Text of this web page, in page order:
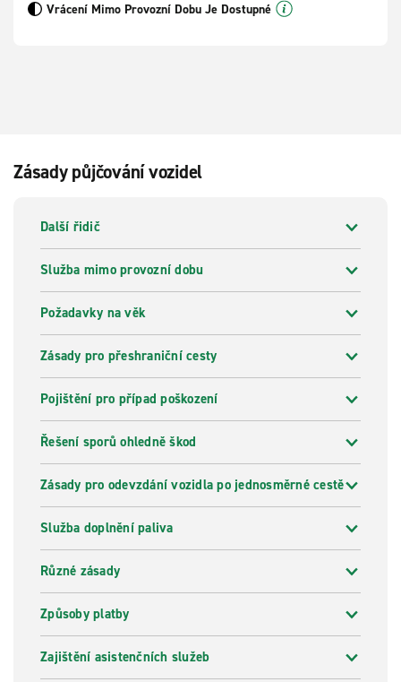
Vrácení Mimo Provozní Dobu Je Dostupné
Zásady půjčování vozidel
Další řidič
Služba mimo provozní dobu
Požadavky na věk
Zásady pro přeshraniční cesty
Pojištění pro případ poškození
Řešení sporů ohledně škod
Zásady pro odevzdání vozidla po jednosměrné cestě
Služba doplnění paliva
Různé zásady
Způsoby platby
Zajištění asistenčních služeb